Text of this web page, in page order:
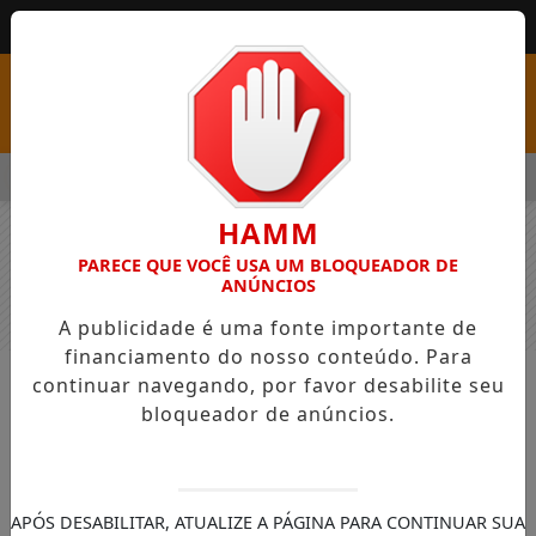
COM VAGAS EM SEIS FUNÇÕES E SALÁRIOS QUE CHEGAM A
NOTÍCIAS GERAL
Novos bueiros e revitalização da
HAMM
PARECE QUE VOCÊ USA UM BLOQUEADOR DE
ANÚNCIOS
A publicidade é uma fonte importante de
financiamento do nosso conteúdo. Para
continuar navegando, por favor desabilite seu
bloqueador de anúncios.
APÓS DESABILITAR, ATUALIZE A PÁGINA PARA CONTINUAR SUA